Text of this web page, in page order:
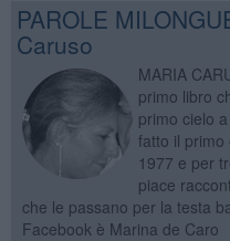
PAROLE
Caruso
MARIA
primo libro
primo cielo
fatto il primo
1977 e per
piace
che le passano per la testa
Facebook è Marina de Caro